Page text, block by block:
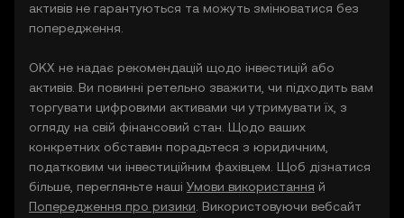
активів не гарантуються та можуть змінюватися без
попередження.
OKX не надає рекомендацій щодо інвестицій або
активів. Ви повинні ретельно зважити, чи підходить вам
торгувати цифровими активами чи утримувати їх, з
огляду на свій фінансовий стан. Щодо ваших
конкретних обставин порадьтеся з юридичним,
податковим чи інвестиційним фахівцем. Щоб дізнатися
більше, перегляньте наші Умови використання й
Попередження про ризики . Використовуючи вебсайт